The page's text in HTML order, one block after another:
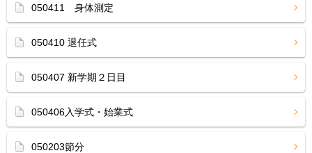
050411 身体測定
050410 退任式
050407 新学期２日目
050406入学式・始業式
050203節分